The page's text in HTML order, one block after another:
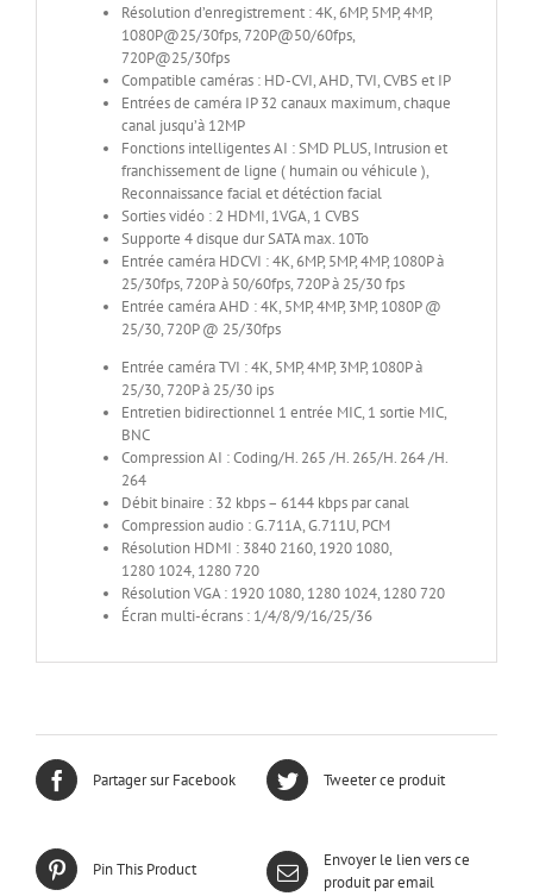
Résolution d’enregistrement : 4K, 6MP, 5MP, 4MP,
1080P@25/30fps, 720P@50/60fps,
720P@25/30fps
Compatible caméras : HD-CVI, AHD, TVI, CVBS et IP
Entrées de caméra IP 32 canaux maximum, chaque
canal jusqu’à 12MP
Fonctions intelligentes AI : SMD PLUS, Intrusion et
franchissement de ligne ( humain ou véhicule ),
Reconnaissance facial et détéction facial
Sorties vidéo : 2 HDMI, 1VGA, 1 CVBS
Supporte 4 disque dur SATA max. 10To
Entrée caméra HDCVI : 4K, 6MP, 5MP, 4MP, 1080P à
25/30fps, 720P à 50/60fps, 720P à 25/30 fps
Entrée caméra AHD : 4K, 5MP, 4MP, 3MP, 1080P @
25/30, 720P @ 25/30fps
Entrée caméra TVI : 4K, 5MP, 4MP, 3MP, 1080P à
25/30, 720P à 25/30 ips
Entretien bidirectionnel 1 entrée MIC, 1 sortie MIC,
BNC
Compression AI : Coding/H. 265 /H. 265/H. 264 /H.
264
Débit binaire : 32 kbps – 6144 kbps par canal
Compression audio : G.711A, G.711U, PCM
Résolution HDMI : 3840 2160, 1920 1080,
1280 1024, 1280 720
Résolution VGA : 1920 1080, 1280 1024, 1280 720
Écran multi-écrans : 1/4/8/9/16/25/36
Partager sur Facebook Tweeter ce produit
Pin This Product
Envoyer le lien vers ce
produit par email